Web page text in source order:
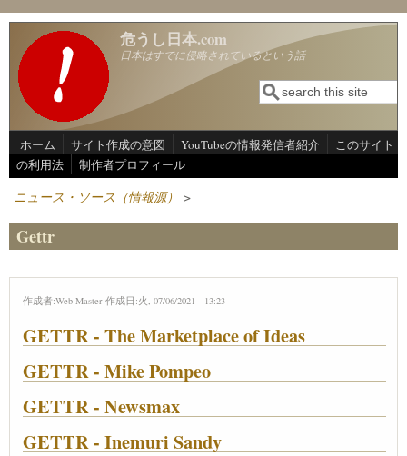
メインコンテンツに移動
危うし日本.com
日本はすでに侵略されているという話
検索フォーム
検索
ホーム サイト作成の意図 YouTubeの情報発信者紹介
このサイト
の利用法
制作者プロフィール
ニュース・ソース（情報源） >
Gettr
作成者:Web Master 作成日:火, 07/06/2021 - 13:23
GETTR - The Marketplace of Ideas
GETTR - Mike Pompeo
GETTR - Newsmax
GETTR - Inemuri Sandy